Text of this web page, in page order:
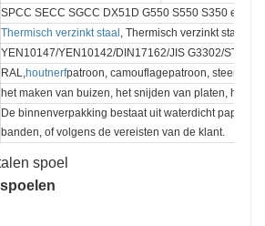
SPCC SECC SGCC DX51D G550 S550 S350 enz.
Thermisch verzinkt staal, Thermisch verzinkt staal,
YEN10147/YEN10142/DIN17162/JIS G3302/STM
RAL,houtnerfpatroon, camouflagepatroon,
het maken van buizen, het snijden van platen, het
De binnenverpakking bestaat uit waterdicht papier,
banden, of volgens de vereisten van de klant.